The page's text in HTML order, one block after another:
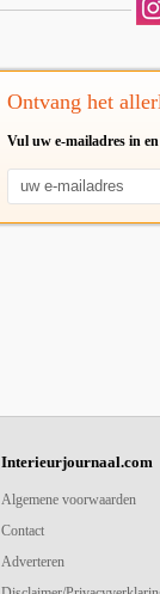
Ontvang het
Vul uw e-mailadres in
Interieurjournaal.com
Algemene voorwaarden
Contact
Adverteren